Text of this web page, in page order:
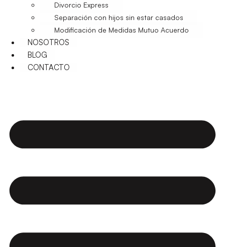
Divorcio Express
Separación con hijos sin estar casados
Modificación de Medidas Mutuo Acuerdo
NOSOTROS
BLOG
CONTACTO